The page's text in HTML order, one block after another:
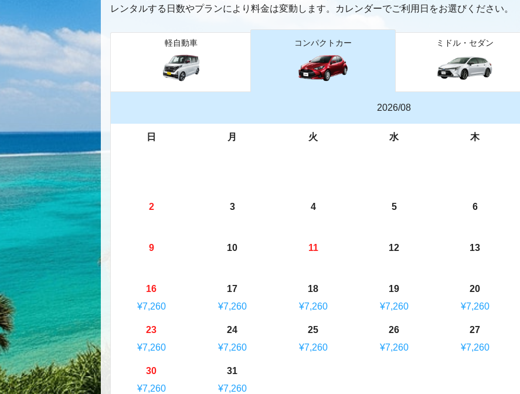
レンタルする日数やプランにより料金は変動します。カレンダーでご利用日をお選びください。
軽自動車 コンパクトカー ミドル・セダン
2026/08
日 月 火 水 木
2 3 4 5 6
9 10 11 12 13
16
¥7,260
17
¥7,260
18
¥7,260
19
¥7,260
20
¥7,260
23
¥7,260
24
¥7,260
25
¥7,260
26
¥7,260
27
¥7,260
30
¥7,260
31
¥7,260